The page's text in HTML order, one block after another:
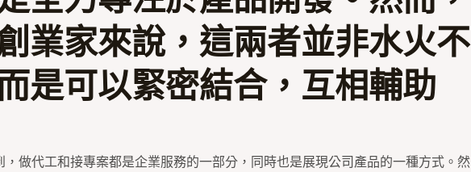
業家來說，這兩者並非水火不
是可以緊密結合，互相輔助
，做代工和接專案都是企業服務的一部分，同時也是展現公司產品的一種方式。然